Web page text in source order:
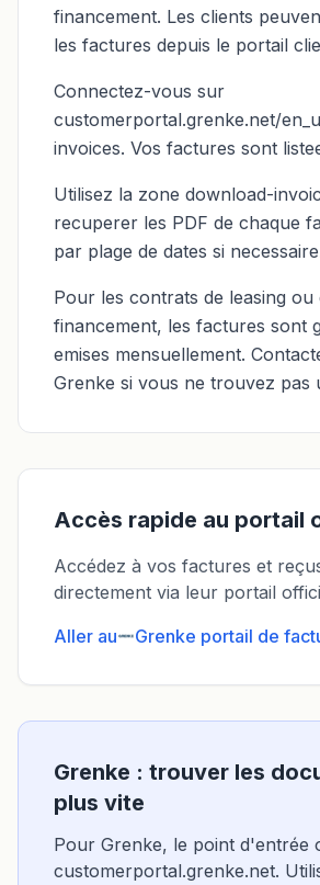
financement. Les clients
les factures depuis le portail
Connectez-vous sur
customerportal.grenke.net/
invoices. Vos factures sont
Utilisez la zone download-
recuperer les PDF de chaque
par plage de dates si
Pour les contrats de leasing ou
financement, les factures sont
emises mensuellement.
Grenke si vous ne trouvez pas
Accès rapide au portail
Accédez à vos factures et
directement via leur portail
Aller au
Grenke portail de
Grenke : trouver les
plus vite
Pour Grenke, le point d'entrée
customerportal.grenke.net.